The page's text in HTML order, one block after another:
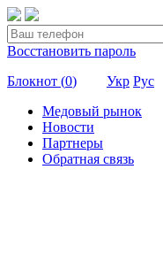
Восстановить пароль
Блокнот (0) Укр Рус
Медовый рынок
Новости
Партнеры
Обратная связь